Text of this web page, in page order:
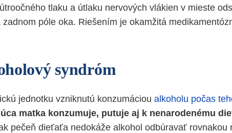
tlaku a útlaku nervových vlákien v mieste
zadnom póle oka. Riešením je okamžitá
syndróm
jednotku vzniknutú konzumáciou alkoholu počas
matka konzumuje, putuje aj k nenarodenému
pečeň dieťaťa nedokáže alkohol odbúravať rovnakou